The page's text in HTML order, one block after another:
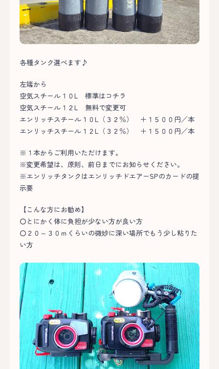
各種タンク選べます♪
左端から
空気スチール１０L 標準はコチラ
空気スチール１２L 無料で変更可
エンリッチスチール１０L（３２％） ＋１５００円／本
エンリッチスチール１２L（３２％） ＋１５００円／本
※１本からご利用いただけます。
※変更希望は、原則、前日までにお知らせください。
※エンリッチタンクはエンリッチドエアーSPのカードの提
示要
【こんな方にお勧め】
〇とにかく体に負担が少ない方が良い方
〇２０～３０ｍくらいの微妙に深い場所でもう少し粘りた
い方